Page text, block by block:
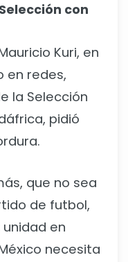
con
Kuri, en
en redes,
la Selección
pidió
que no sea
de futbol,
en
necesita